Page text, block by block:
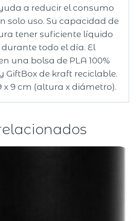
a reducir el consumo
solo uso. Su capacidad de
tener suficiente líquido
todo el día. El
una bolsa de PLA 100%
GiftBox de kraft reciclable.
x 9 cm (altura x diámetro).